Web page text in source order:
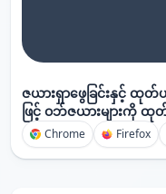
ဇယားရှာဖွေခြင်းနှင့်
ဖြင့် ဝဘ်ဇယားများကို ထု
Chrome Firefox